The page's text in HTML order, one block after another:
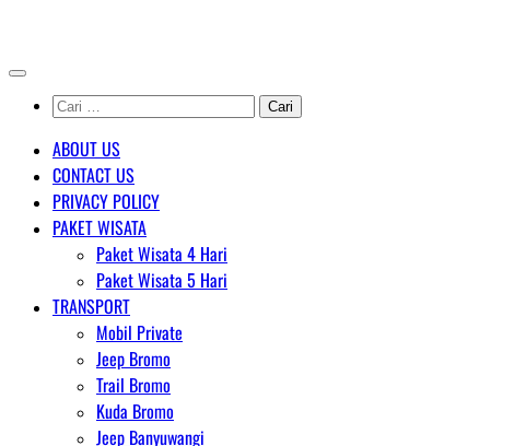
content
Cari
untuk:
ABOUT US
CONTACT US
PRIVACY POLICY
PAKET WISATA
Paket Wisata 4 Hari
Paket Wisata 5 Hari
TRANSPORT
Mobil Private
Jeep Bromo
Trail Bromo
Kuda Bromo
Jeep Banyuwangi